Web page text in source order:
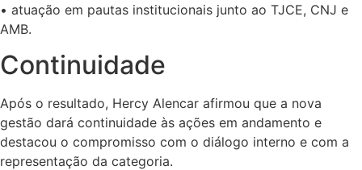
• atuação em pautas institucionais junto ao TJCE, CNJ e
AMB.
Continuidade
Após o resultado, Hercy Alencar afirmou que a nova
gestão dará continuidade às ações em andamento e
destacou o compromisso com o diálogo interno e com a
representação da categoria.